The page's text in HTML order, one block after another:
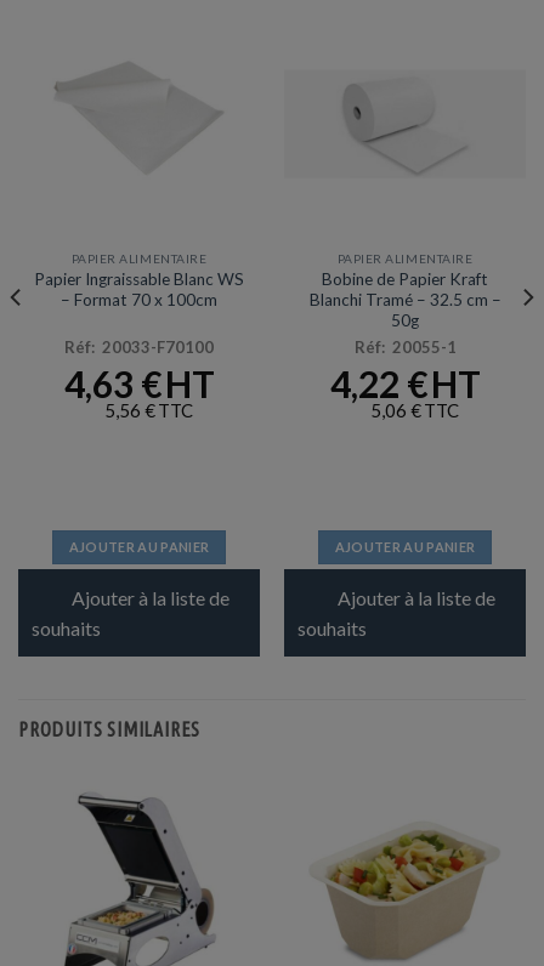
PAPIER ALIMENTAIRE
Papier Ingraissable Blanc WS
– Format 70 x 100cm
Réf: 20033-F70100
4,63 €
5,56 €
AJOUTER AU PANIER
Ajouter à la liste de
souhaits
PAPIER ALIMENTAIRE
Bobine de Papier Kraft
Blanchi Tramé – 32.5 cm –
50g
Réf: 20055-1
4,22 €
5,06 €
AJOUTER AU PANIER
Ajouter à la liste de
souhaits
PRODUITS SIMILAIRES